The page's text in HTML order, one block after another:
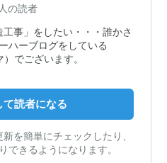
の読者
事」をしたい・・・誰かさ
ハーブログをしている
でございます。
て読者になる
を簡単にチェックしたり、
できるようになります。